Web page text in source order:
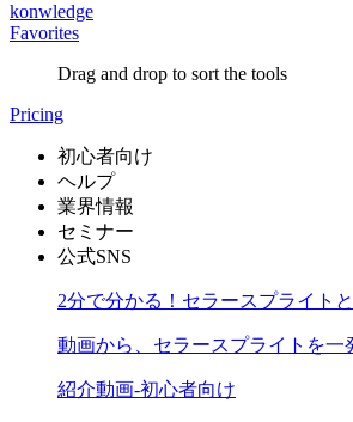
konwledge
Favorites
Drag and drop to sort the tools
Pricing
初心者向け
ヘルプ
業界情報
セミナー
公式SNS
2分で分かる！セラースプライト
動画から、セラースプライトを一
紹介動画-初心者向け